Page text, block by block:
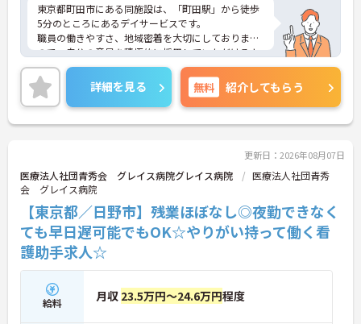
東京都町田市にある同施設は、「町田駅」から徒歩
5分のところにあるデイサービスです。
職員の働きやすさ、地域密着を大切にしております
ので、自分の意見を積極的に採用していただけるよ
うな施設です。福祉業界未経験の方も安心して働く
ことができます。
ご質問などございましたらお気軽のお問い合わせく
ださい。
詳細を見る 無料 紹介してもらう
更新日：2026年08月07日
医療法人社団青秀会 グレイス病院グレイス病院
医療法人社団青秀
会 グレイス病院
【東京都／日野市】残業ほぼなし◎夜勤できなく
ても早日遅可能でもOK☆やりがい持って働く看
護助手求人☆
給料 月収 23.5万円～24.6万円程度